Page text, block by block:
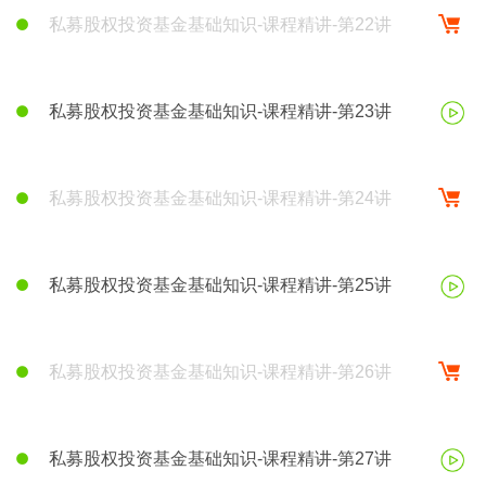
私募股权投资基金基础知识-课程精讲-第22讲
私募股权投资基金基础知识-课程精讲-第23讲
私募股权投资基金基础知识-课程精讲-第24讲
私募股权投资基金基础知识-课程精讲-第25讲
私募股权投资基金基础知识-课程精讲-第26讲
私募股权投资基金基础知识-课程精讲-第27讲